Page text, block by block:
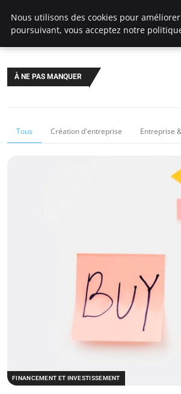
LECFCM
À NE PAS MANQUER
Tous Création d'entreprise Entreprise
FINANCEMENT ET INVESTISSEMENT
Nous utilisons des cookies pour
poursuivant, vous acceptez notre